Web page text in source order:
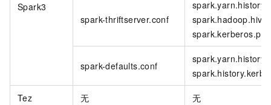
Spark3
spark-thriftserver.conf
spark-defaults.conf
Tez 无 无